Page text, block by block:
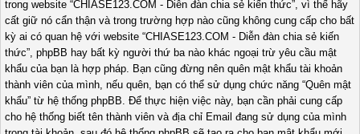
trong website “CHIASE123.COM - Diễn đàn chia sẻ kiến thức”, vì thế hãy
cất giữ nó cẩn thận và trong trường hợp nào cũng không cung cấp cho bất
kỳ ai có quan hệ với website “CHIASE123.COM - Diễn đàn chia sẻ kiến
thức”, phpBB hay bất kỳ người thứ ba nào khác ngoại trừ yêu cầu mật
khẩu của bạn là hợp pháp. Bạn cũng đừng nên quên mật khẩu tài khoản
thành viên của mình, nếu quên, bạn có thể sử dụng chức năng “Quên mật
khẩu” từ hệ thống phpBB. Để thực hiện việc này, bạn cần phải cung cấp
cho hệ thống biết tên thành viên và địa chỉ Email đang sử dụng của mình